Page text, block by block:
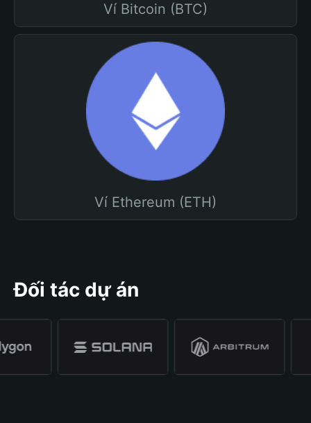
Ví Bitcoin (BTC)
Ví Ethereum (ETH)
Đối tác dự án